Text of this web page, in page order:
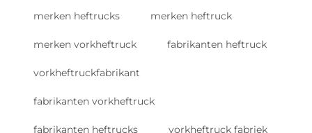
merken heftrucks merken heftruck
merken vorkheftruck fabrikanten heftruck
vorkheftruckfabrikant
fabrikanten vorkheftruck
fabrikanten heftrucks vorkheftruck fabriek